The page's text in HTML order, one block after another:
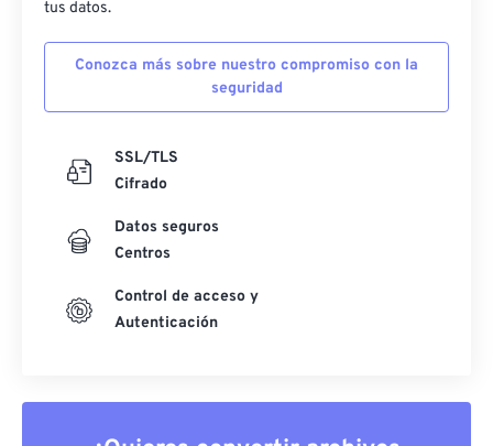
tus datos.
Conozca más sobre nuestro compromiso con la
seguridad
SSL/TLS
Cifrado
Datos seguros
Centros
Control de acceso y
Autenticación